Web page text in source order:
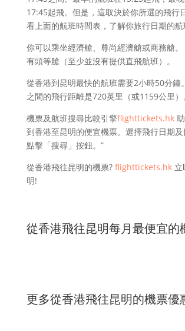
17:45起飛。但是，這取決於你所選的飛行
看上面的航班時間表，了解你旅行日期的航
你可以乘坐經濟艙、尊尚經濟艙或商務艙
有頭等艙（至少並沒有提供直飛航班）。
從香港到昆明最快的航班需要2小時50分鐘
之間的飛行距離是720英里（或1159公里）
機票及航班搜尋比較引擎flighttickets.hk助
到香港至昆明的便宜機票。選擇飛行日期
點擊「搜尋」按鈕。”
從香港飛往昆明的機票? flighttickets.hk立
明!
從香港飛往昆明每月最便宜的
更多從香港飛往昆明的機票優